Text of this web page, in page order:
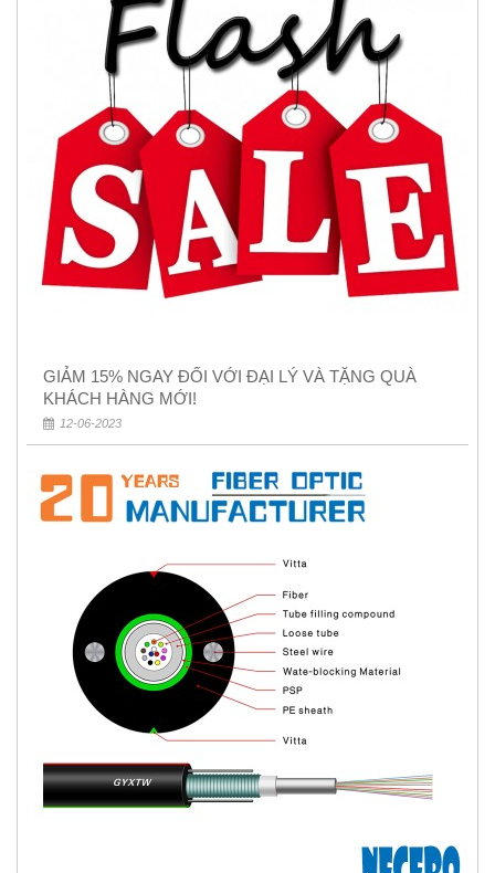
GIẢM 15% NGAY ĐỐI VỚI ĐẠI LÝ VÀ TẶNG QUÀ
KHÁCH HÀNG MỚI!
12-06-2023